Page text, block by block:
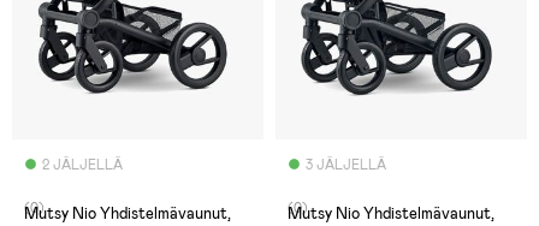
2 JÄLJELLÄ
(0)
Mutsy Nio Yhdistelmävaunut,
3 JÄLJELLÄ
(0)
Mutsy Nio Yhdistelmävaunut,